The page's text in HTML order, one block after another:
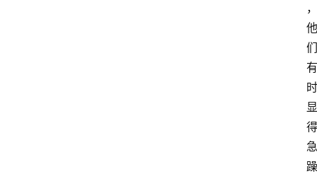
，
他
们
有
时
显
得
急
躁